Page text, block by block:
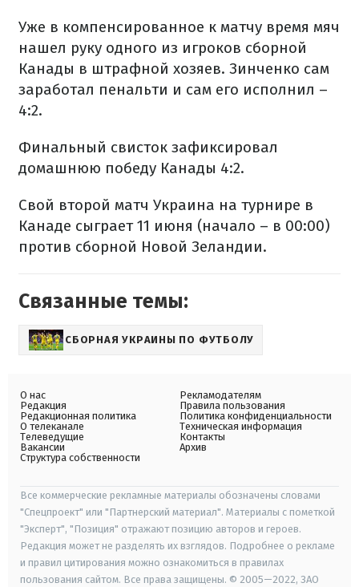
Уже в компенсированное к матчу время мяч
нашел руку одного из игроков сборной
Канады в штрафной хозяев. Зинченко сам
заработал пенальти и сам его исполнил –
4:2.
Финальный свисток зафиксировал
домашнюю победу Канады 4:2.
Свой второй матч Украина на турнире в
Канаде сыграет 11 июня (начало – в 00:00)
против сборной Новой Зеландии.
Связанные темы:
СБОРНАЯ УКРАИНЫ ПО ФУТБОЛУ
О нас
Редакция
Редакционная политика
О телеканале
Телеведущие
Вакансии
Структура собственности
Рекламодателям
Правила пользования
Политика конфиденциальности
Техническая информация
Контакты
Архив
Все коммерческие рекламные материалы обозначены словами
"Спецпроект" или "Партнерский материал". Материалы с пометкой
"Эксперт", "Позиция" отражают позицию авторов и героев.
Редакция может не разделять их взглядов. Подробнее о рекламе
и правил цитирования можно ознакомиться в правилах
пользования сайтом. Все права защищены. © 2005—2022, ЗАО